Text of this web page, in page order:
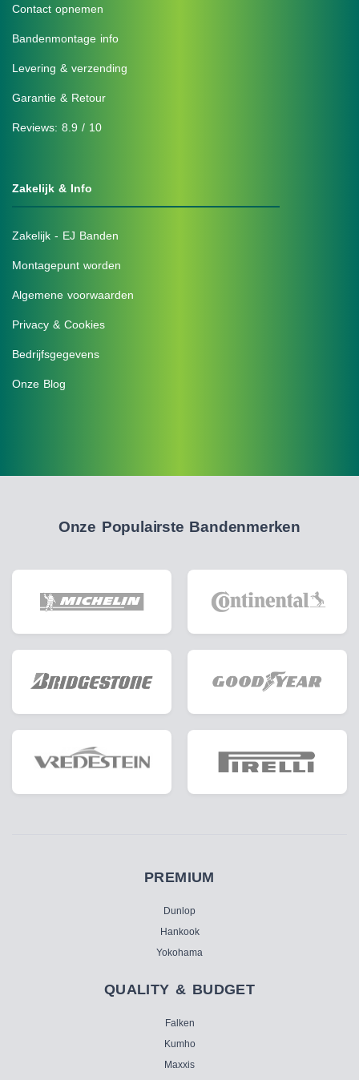
Contact opnemen
Bandenmontage info
Levering & verzending
Garantie & Retour
Reviews: 8.9 / 10
Zakelijk & Info
Zakelijk - EJ Banden
Montagepunt worden
Algemene voorwaarden
Privacy & Cookies
Bedrijfsgegevens
Onze Blog
Onze Populairste Bandenmerken
PREMIUM
Dunlop
Hankook
Yokohama
QUALITY & BUDGET
Falken
Kumho
Maxxis